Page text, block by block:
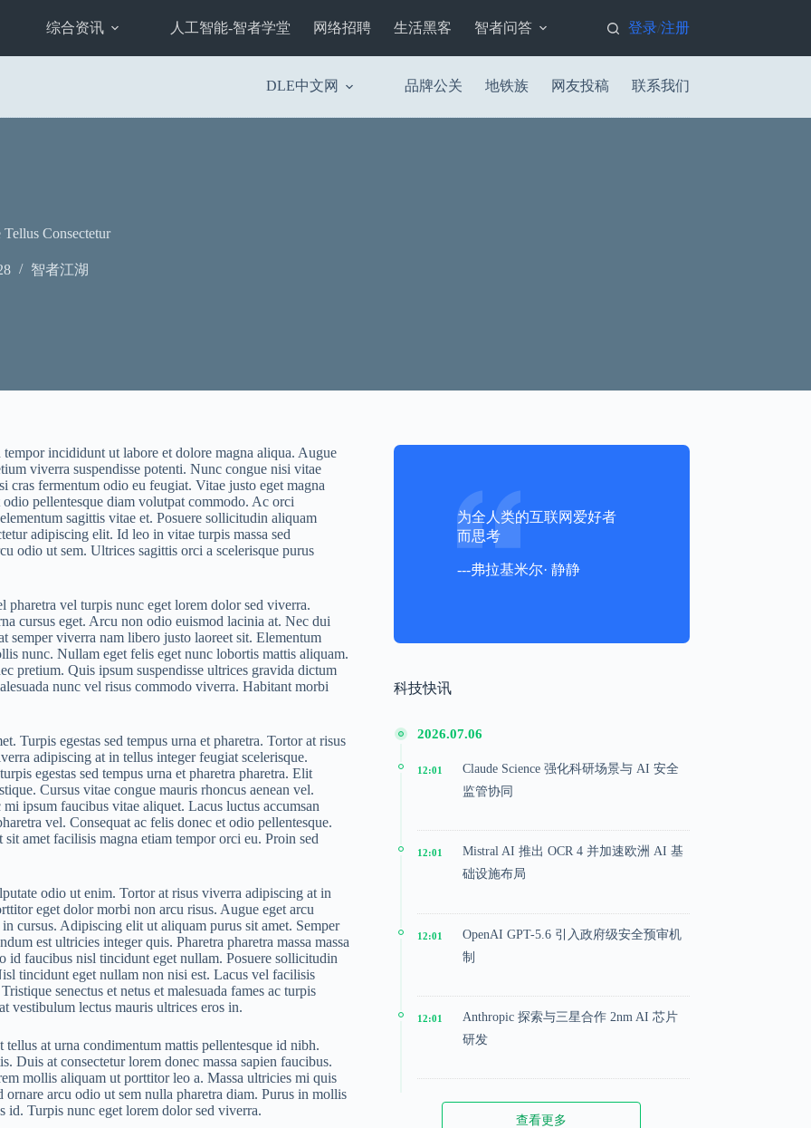
综合资讯 人工智能-智者学堂 网络招聘 生活黑客 智者问答 登录/注册
DLE中文网 品牌公关 地铁族 网友投稿 联系我们
Consectetur
智者江湖
incididunt ut labore et dolore magna aliqua. Augue
viverra suspendisse potenti. Nunc congue nisi vitae
cras fermentum odio eu feugiat. Vitae justo eget magna
pellentesque diam volutpat commodo. Ac orci
sagittis vitae et. Posuere sollicitudin aliquam
adipiscing elit. Id leo in vitae turpis massa sed
odio ut sem. Ultrices sagittis orci a scelerisque purus
vel turpis nunc eget lorem dolor sed viverra.
cursus eget. Arcu non odio euismod lacinia at. Nec dui
semper viverra nam libero justo laoreet sit. Elementum
nunc. Nullam eget felis eget nunc lobortis mattis aliquam.
pretium. Quis ipsum suspendisse ultrices gravida dictum
nunc vel risus commodo viverra. Habitant morbi
Turpis egestas sed tempus urna et pharetra. Tortor at risus
adipiscing at in tellus integer feugiat scelerisque.
egestas sed tempus urna et pharetra pharetra. Elit
Cursus vitae congue mauris rhoncus aenean vel.
ipsum faucibus vitae aliquet. Lacus luctus accumsan
vel. Consequat ac felis donec et odio pellentesque.
amet facilisis magna etiam tempor orci eu. Proin sed
odio ut enim. Tortor at risus viverra adipiscing at in
eget dolor morbi non arcu risus. Augue eget arcu
cursus. Adipiscing elit ut aliquam purus sit amet. Semper
est ultricies integer quis. Pharetra pharetra massa massa
id faucibus nisl tincidunt eget nullam. Posuere sollicitudin
tincidunt eget nullam non nisi est. Lacus vel facilisis
senectus et netus et malesuada fames ac turpis
vestibulum lectus mauris ultrices eros in.
at urna condimentum mattis pellentesque id nibh.
Duis at consectetur lorem donec massa sapien faucibus.
mollis aliquam ut porttitor leo a. Massa ultricies mi quis
arcu odio ut sem nulla pharetra diam. Purus in mollis
id. Turpis nunc eget lorem dolor sed viverra.
为全人类的互联网爱好者
而思考
---弗拉基米尔· 静静
科技快讯
2026.07.06
12:01
Claude Science 强化科研场景与 AI 安全
监管协同
12:01
Mistral AI 推出 OCR 4 并加速欧洲 AI 基
础设施布局
12:01
OpenAI GPT-5.6 引入政府级安全预审机
制
12:01
Anthropic 探索与三星合作 2nm AI 芯片
研发
12:01
Microsoft 投入 25 亿美元成立 AI 落地实
查看更多